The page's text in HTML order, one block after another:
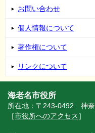
お問い合わせ
個人情報について
著作権について
リンクについて
海老名市役所
所在地：〒243-0492 神
［市役所へのアクセス ］